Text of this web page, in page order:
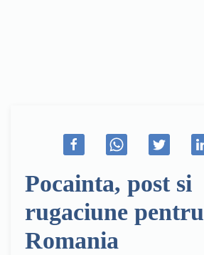
Pocainta, post si
rugaciune pentru
Romania